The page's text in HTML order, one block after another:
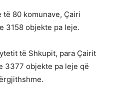
80 komunave, Çairi
3158 objekte pa leje.
të Shkupit, para Çairit
3377 objekte pa leje që